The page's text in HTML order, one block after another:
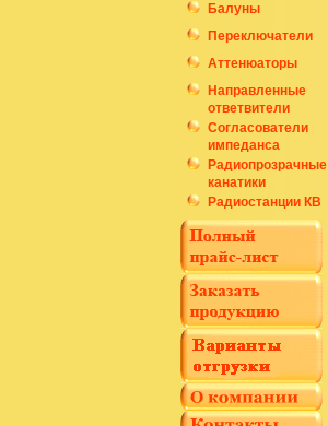
Балуны
Переключатели
Аттенюаторы
Направленные
ответвители
Согласователи
импеданса
Радиопрозрачные
канатики
Радиостанции КВ